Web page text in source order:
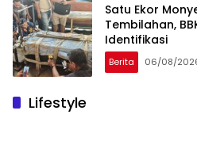
Satu Ekor
Tembilahan,
Identifikasi
Berita 06/08/
Lifestyle